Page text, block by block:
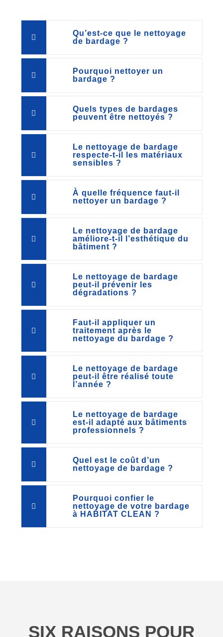
Qu’est-ce que le nettoyage
de bardage ?
Pourquoi nettoyer un
bardage ?
Quels types de bardages
peuvent être nettoyés ?
Le nettoyage de bardage
respecte-t-il les matériaux
sensibles ?
À quelle fréquence faut-il
nettoyer un bardage ?
Le nettoyage de bardage
améliore-t-il l’esthétique du
bâtiment ?
Le nettoyage de bardage
peut-il prévenir les
dégradations ?
Faut-il appliquer un
traitement après le
nettoyage du bardage ?
Le nettoyage de bardage
peut-il être réalisé toute
l’année ?
Le nettoyage de bardage
est-il adapté aux bâtiments
professionnels ?
Quel est le coût d’un
nettoyage de bardage ?
Pourquoi confier le
nettoyage de votre bardage
à HABITAT CLEAN ?
SIX RAISONS POUR